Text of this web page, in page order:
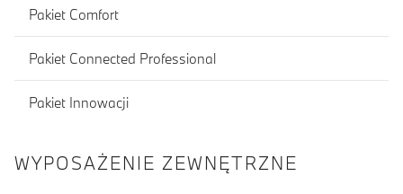
Pakiet Comfort
Pakiet Connected Professional
Pakiet Innowacji
WYPOSAŻENIE ZEWNĘTRZNE